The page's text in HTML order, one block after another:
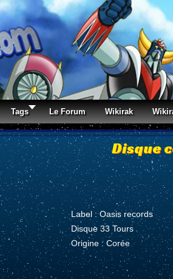
Tags Le Forum Wikirak
Disque
Label : Oasis records
Disque 33 Tours
Origine : Corée